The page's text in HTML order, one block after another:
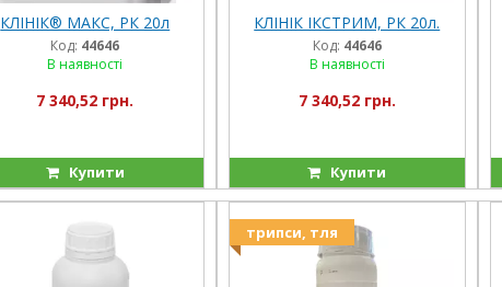
КЛІНІК® МАКС, РК 20л
Код: 44646
В наявності
7 340,52 грн.
Купити
КЛІНІК ІКСТРИМ, РК 20л.
Код: 44646
В наявності
7 340,52 грн.
Купити
трипси, тля